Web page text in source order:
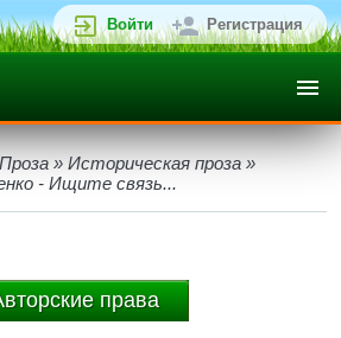
Войти Регистрация
Проза » Историческая проза »
- Ищите связь...
права